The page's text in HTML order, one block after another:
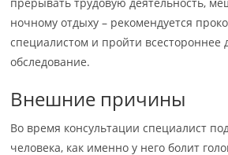
прерывать трудовую деятельность,
ночному отдыху – рекомендуется
специалистом и пройти всестороннее
обследование.
Внешние причины
Во время консультации специалист
человека, как именно у него болит